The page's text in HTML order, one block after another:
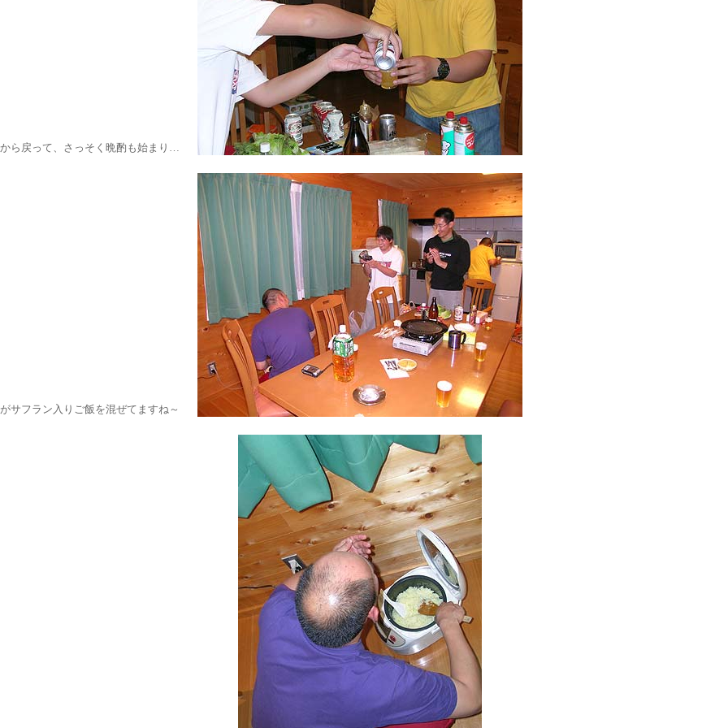
ら戻って、さっそく晩酌も始まり…
サフラン入りご飯を混ぜてますね～